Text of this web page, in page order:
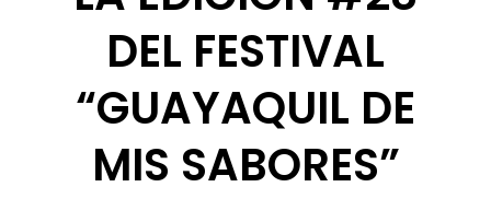
DEL FESTIVAL
“GUAYAQUIL DE
MIS SABORES”